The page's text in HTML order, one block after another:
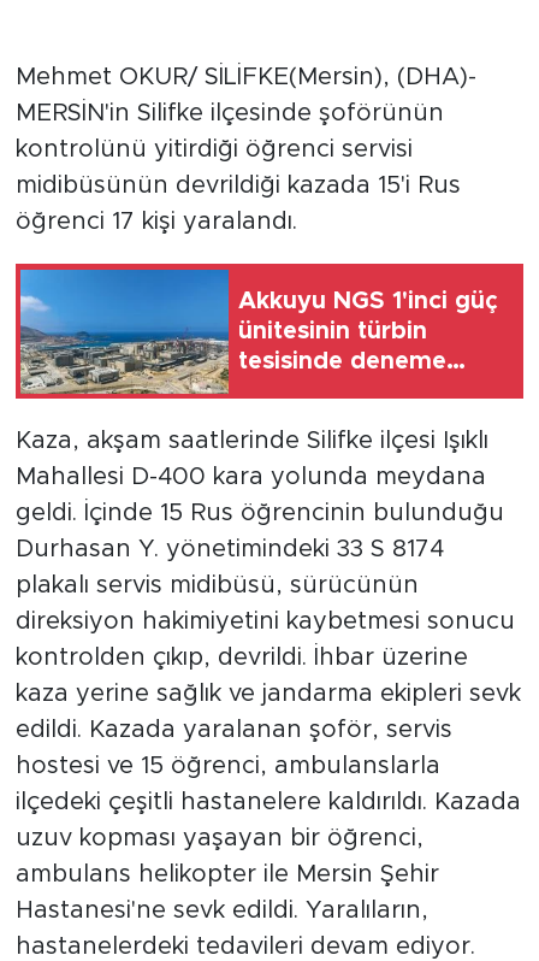
Mehmet OKUR/ SİLİFKE(Mersin), (DHA)-
MERSİN'in Silifke ilçesinde şoförünün
kontrolünü yitirdiği öğrenci servisi
midibüsünün devrildiği kazada 15'i Rus
öğrenci 17 kişi yaralandı.
Akkuyu NGS 1'inci güç
ünitesinin türbin
tesisinde deneme
Kaza, akşam saatlerinde Silifke ilçesi Işıklı
Mahallesi D-400 kara yolunda meydana
geldi. İçinde 15 Rus öğrencinin bulunduğu
Durhasan Y. yönetimindeki 33 S 8174
plakalı servis midibüsü, sürücünün
direksiyon hakimiyetini kaybetmesi sonucu
kontrolden çıkıp, devrildi. İhbar üzerine
kaza yerine sağlık ve jandarma ekipleri sevk
edildi. Kazada yaralanan şoför, servis
hostesi ve 15 öğrenci, ambulanslarla
ilçedeki çeşitli hastanelere kaldırıldı. Kazada
uzuv kopması yaşayan bir öğrenci,
ambulans helikopter ile Mersin Şehir
Hastanesi'ne sevk edildi. Yaralıların,
hastanelerdeki tedavileri devam ediyor.